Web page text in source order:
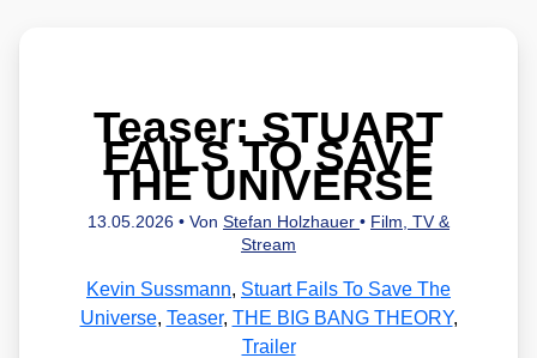
Teaser: STUART
FAILS TO SAVE
THE UNIVERSE
13.05.2026 • Von Stefan Holzhauer • Film, TV &
Stream
Kevin Sussmann, Stuart Fails To Save The
Universe, Teaser, THE BIG BANG THEORY,
Trailer